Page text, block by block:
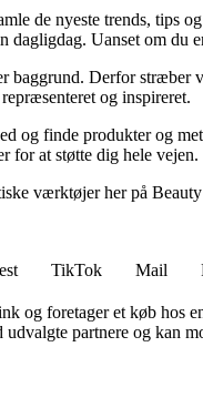
de nyeste trends,
Uanset om
baggrund. Derfor
og inspireret.
og finde produkter og
for at støtte dig hele vejen.
værktøjer her på
TikTok Mail
og foretager et køb hos
partnere og kan